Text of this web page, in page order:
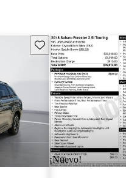
Guarda este Aviso
¡Nuevo!